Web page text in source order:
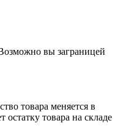
вы заграницей
товара меняется в
остатку товара на складе